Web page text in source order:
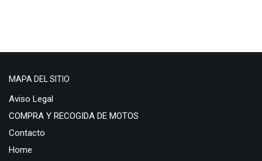
MAPA DEL SITIO
Aviso Legal
COMPRA Y RECOGIDA DE MOTOS
Contacto
Home